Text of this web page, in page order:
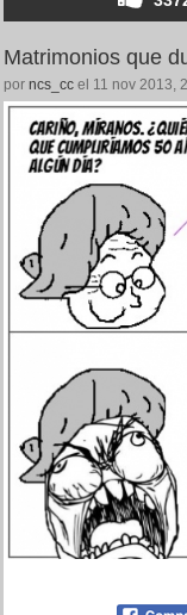
Matrimonios que
por ncs_cc el 11 nov 2013,